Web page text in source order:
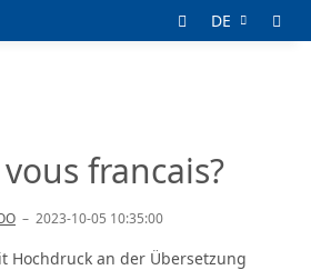
DE
francais?
– 2023-10-05 10:35:00
Hochdruck an der Übersetzung